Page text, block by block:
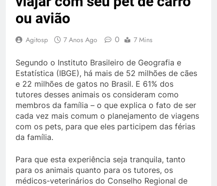
ou avião
Agitosp 7 Anos Ago 0 7 Mins
Segundo o Instituto Brasileiro de Geografia e
Estatística (IBGE), há mais de 52 milhões de cães
e 22 milhões de gatos no Brasil. E 61% dos
tutores desses animais os consideram como
membros da família – o que explica o fato de ser
cada vez mais comum o planejamento de viagens
com os pets, para que eles participem das férias
da família.
Para que esta experiência seja tranquila, tanto
para os animais quanto para os tutores, os
médicos-veterinários do Conselho Regional de